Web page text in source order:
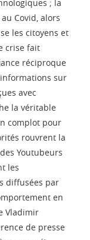
; la
Covid, alors
les citoyens et
crise fait
réciproque
informations sur
avec
la véritable
complot pour
rouvrent la
Youtubeurs
les
diffusées par
en
Vladimir
de presse